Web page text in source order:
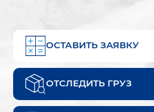
ОСТАВИТЬ ЗАЯВКУ
ОТСЛЕДИТЬ ГРУЗ